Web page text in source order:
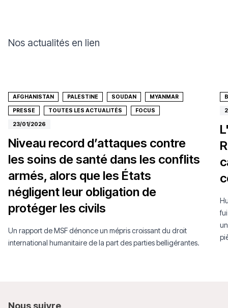
Nos actualités en lien
AFGHANISTAN PALESTINE SOUDAN MYANMAR
PRESSE TOUTES LES ACTUALITÉS FOCUS
23/01/2026
Niveau record d’attaques contre
les soins de santé dans les conflits
armés, alors que les États
négligent leur obligation de
protéger les civils
Un rapport de MSF dénonce un mépris croissant du droit
international humanitaire de la part des parties belligérantes.
Nous suivre